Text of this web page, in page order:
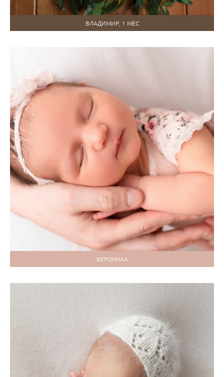
ВЛАДИМИР, 1 МЕС
ВЕРОНИКА